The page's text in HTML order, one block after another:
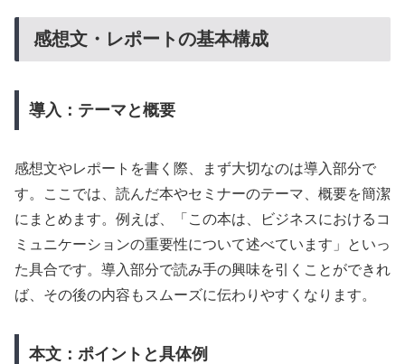
感想文・レポートの基本構成
導入：テーマと概要
感想文やレポートを書く際、まず大切なのは導入部分で
す。ここでは、読んだ本やセミナーのテーマ、概要を簡潔
にまとめます。例えば、「この本は、ビジネスにおけるコ
ミュニケーションの重要性について述べています」といっ
た具合です。導入部分で読み手の興味を引くことができれ
ば、その後の内容もスムーズに伝わりやすくなります。
本文：ポイントと具体例